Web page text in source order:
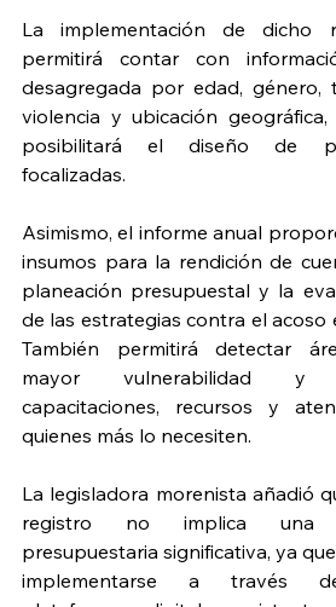
La implementación de dicho
permitirá contar con
desagregada por edad, género,
violencia y ubicación
posibilitará el diseño de
focalizadas.
Asimismo, el informe anual
insumos para la rendición de
planeación presupuestal y la
de las estrategias contra el acoso
También permitirá detectar
mayor vulnerabilidad y
capacitaciones, recursos y
quienes más lo necesiten.
La legisladora morenista añadió
registro no implica una
presupuestaria significativa, ya
implementarse a través